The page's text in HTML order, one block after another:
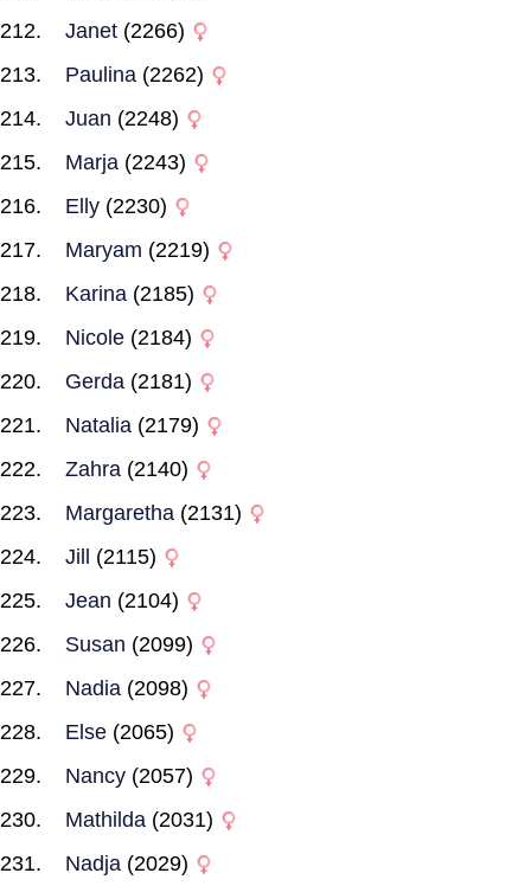
Janet (2266)
Paulina (2262)
Juan (2248)
Marja (2243)
Elly (2230)
Maryam (2219)
Karina (2185)
Nicole (2184)
Gerda (2181)
Natalia (2179)
Zahra (2140)
Margaretha (2131)
Jill
(2115)
Jean (2104)
Susan (2099)
Nadia (2098)
Else (2065)
Nancy (2057)
Mathilda (2031)
Nadja (2029)